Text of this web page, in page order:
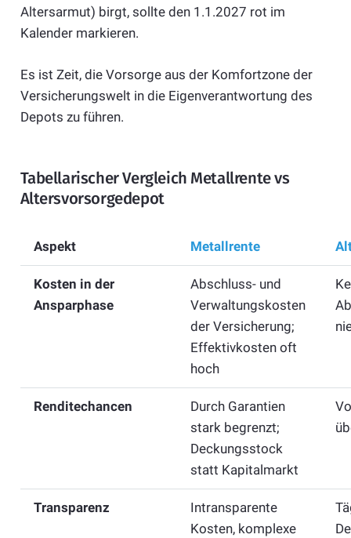
Altersarmut) birgt, sollte den 1.1.2027 rot im
Kalender markieren.
Es ist Zeit, die Vorsorge aus der Komfortzone der
Versicherungswelt in die Eigenverantwortung des
Depots zu führen.
Tabellarischer Vergleich Metallrente vs
Altersvorsorgedepot
Aspekt Metallrente
Kosten in der
Ansparphase
Abschluss- und
Verwaltungskosten
der Versicherung;
Effektivkosten oft
hoch
Renditechancen
Durch Garantien
stark begrenzt;
Deckungsstock
statt Kapitalmarkt
Transparenz
Intransparente
Kosten, komplexe